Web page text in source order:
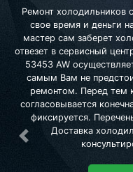
Ремонт холодильников
свое время и деньги
мастер сам заберет
отвезет в сервисный
53453 AW
самым Вам не
ремонтом. Перед тем
согласовывается
фиксируется.
Доставка
Предыдущая